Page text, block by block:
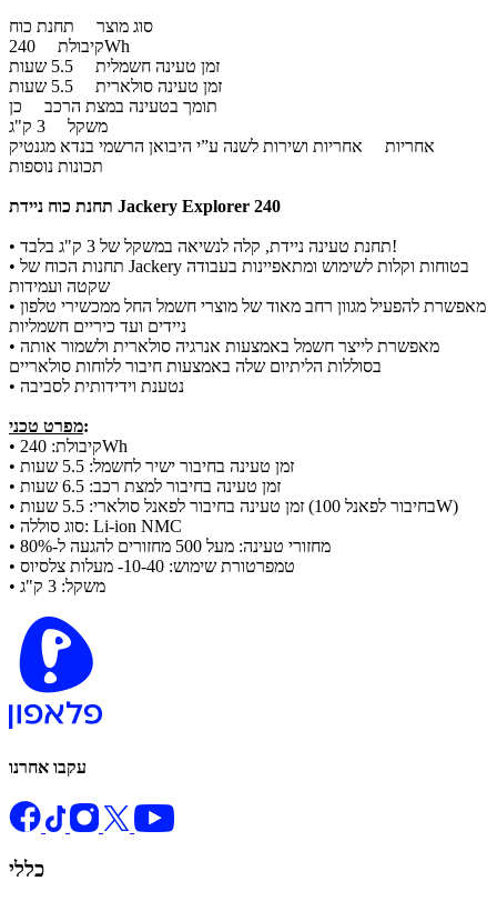
סוג מוצר תחנת כוח
קיבולת240Wh
זמן טעינה חשמלית
זמן טעינה סולארית
תומך בטעינה במצת הרכב כן
משקל
אחריות
תכונות נוספות
תחנת כוח ניידת Jackery Explorer 240
• תחנת טעינה ניידת, קלה לנשיאה במשקל של 3 ק"ג בלבד!
• תחנות הכוח של Jackery בטוחות וקלות לשימוש ומתאפיינות בעבודה
שקטה ועמידות
• מאפשרת להפעיל מגוון רחב מאוד של מוצרי חשמל החל ממכשירי טלפון
ניידים ועד כיריים חשמליות
• מאפשרת לייצר חשמל באמצעות אנרגיה סולארית ולשמור אותה
בסוללות הליתיום שלה באמצעות חיבור ללוחות סולאריים
• נטענת וידידותית לסביבה
מפרט טכני:
• קיבולת: 240Wh
• זמן טעינה בחיבור ישיר לחשמל: 5.5 שעות
• זמן טעינה בחיבור למצת רכב: 6.5 שעות
• זמן טעינה בחיבור לפאנל סולארי: 5.5 שעות (בחיבור לפאנל 100W)
• סוג סוללה: Li-ion NMC
• מחזורי טעינה: מעל 500 מחזורים להגעה ל-80%
• טמפרטורת שימוש: 10-40- מעלות צלסיוס
• משקל: 3 ק"ג
עקבו אחרנו
כללי